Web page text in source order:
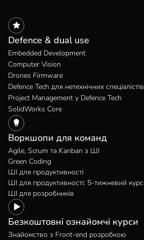
Defence & dual use
Embedded Development
Computer Vision
Drones Firmware
Defence Tech для нетехнічних спеціалістів
Project Management у Defence Tech
SolidWorks Core
Воркшопи для команд
Agile, Scrum та Kanban з ШІ
Green Coding
ШІ для продуктивності
ШІ для продуктивності: 5-тижневий курс
ШІ для розробників
Безкоштовні ознайомчі курси
Знайомство з Front-end розробкою